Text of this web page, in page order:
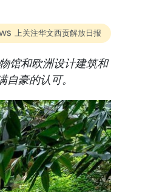
上关注华文西贡解放日报
馆和欧洲设计建筑和
豪的认可。